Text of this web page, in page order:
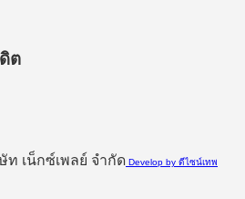
ต
เน็กซ์เพลย์ จำกัด Develop by ดีไซน์เทพ